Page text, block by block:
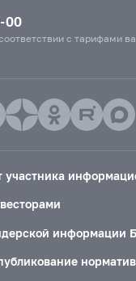
00
с тарифами
участника
информации